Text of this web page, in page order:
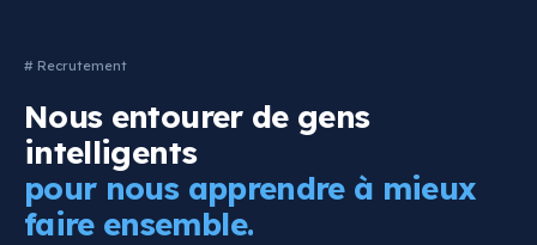
# Recrutement
Nous entourer de gens
intelligents
pour nous apprendre à mieux
faire ensemble.